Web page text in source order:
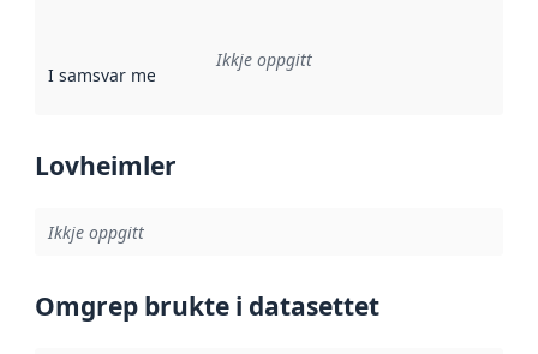
I samsvar med Referanse til ei implementeringsregel eller
Ikkje oppgitt
Lovheimler
Ikkje oppgitt
Omgrep brukte i datasettet